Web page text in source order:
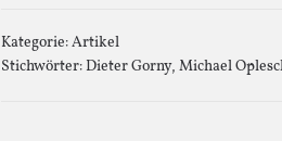
Kategorie:Artikel
Stichwörter:Dieter Gorny, Michael